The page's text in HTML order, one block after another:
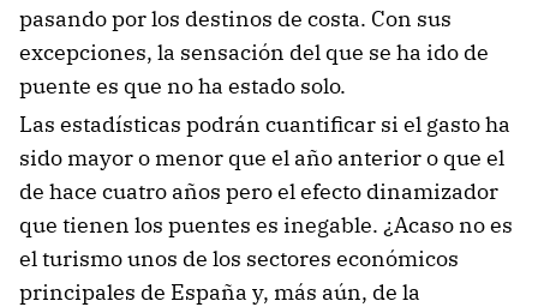
pasando por los destinos de costa. Con sus
excepciones, la sensación del que se ha ido de
puente es que no ha estado solo.
Las estadísticas podrán cuantificar si el gasto ha
sido mayor o menor que el año anterior o que el
de hace cuatro años pero el efecto dinamizador
que tienen los puentes es inegable. ¿Acaso no es
el turismo unos de los sectores económicos
principales de España y, más aún, de la